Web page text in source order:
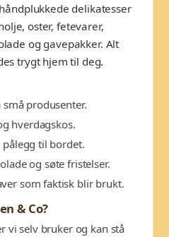
delikatesser
oster, fetevarer,
og gavepakker. Alt
trygt hjem til deg.
produsenter.
hverdagskos.
pålegg til bordet.
og søte fristelser.
som faktisk blir brukt.
& Co?
vi selv bruker og kan stå